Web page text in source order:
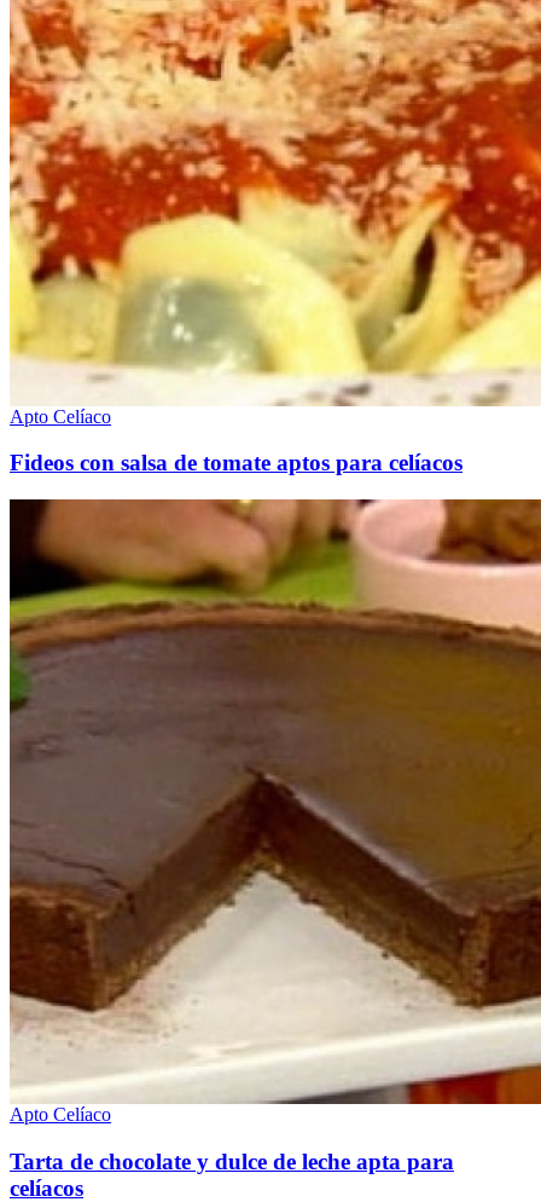
Apto Celíaco
Fideos con salsa de tomate aptos para celíacos
Apto Celíaco
Tarta de chocolate y dulce de leche apta para
celíacos